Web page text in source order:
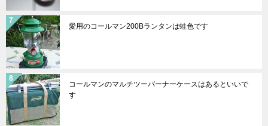
愛用のコールマン200Bランタンは蛙色です
コールマンのマルチツーバーナーケースはあるといいで
す